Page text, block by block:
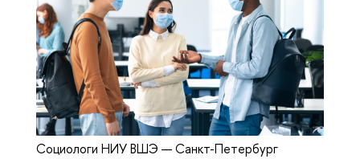
Социологи НИУ ВШЭ — Санкт-Петербург